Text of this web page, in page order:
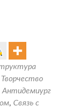
Творчество
Антидемиург
, Связь с